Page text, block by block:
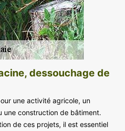
dessouchage de
une activité agricole, un
une construction de bâtiment.
de ces projets, il est essentiel